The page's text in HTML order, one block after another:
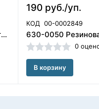
630-0010 Резиновая тяга - колибри , ORMCO
190 руб./уп.
КОД 00-0002849
0
В корзину